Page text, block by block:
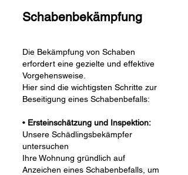
Schabenbekämpfung
Die Bekämpfung von Schaben
erfordert eine gezielte und effektive
Vorgehensweise.
Hier sind die wichtigsten Schritte zur
Beseitigung eines Schabenbefalls:
• Ersteinschätzung und Inspektion:
Unsere Schädlingsbekämpfer
untersuchen
Ihre Wohnung gründlich auf
Anzeichen eines Schabenbefalls, um